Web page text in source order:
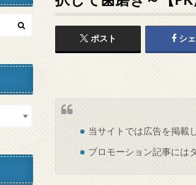
ポスト シ
当サイトでは広告を掲載
プロモーション記事には